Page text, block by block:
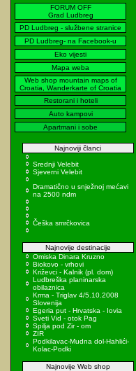
FORUM OFF
Grad Ludbreg
PD Ludbreg - službene stranice
PD Ludbreg- na Facebook-u
Eko vijesti
Mapa weba
Web shop mountain maps of
Croatia, Wanderkarte of Croatia
Restorani i hoteli
Auto kampovi
Apartmani i sobe
Najnoviji članci
Srednji Velebit
Sjeverni Velebit
Dramatično u snježnoj mećavi
na 2500 ndm
Češka smrčkovica
Najnovije destinacije
Omiska Dinara Kruzno
Biokovo - vrhovi
Križevci - Kalnik (pl. dom)
Ludbreška planinarska
obilaznica
Krma - Triglav 4/5.10.2008
Slovenija
Egeria put - Hrvatska - Iovia
Sveti Vid - otok Pag
Spilja pod Zir - om
ZIR
Podkilavac-Mudna dol-Hahlići-
Kolac-Podki
Najnovije Web shop